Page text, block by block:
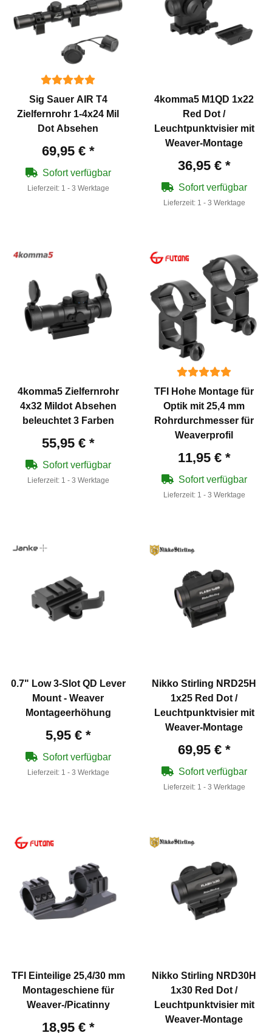
Sig Sauer AIR T4
Zielfernrohr 1-4x24 Mil
Dot Absehen
69,95 € *
Sofort verfügbar
Lieferzeit: 1 - 3 Werktage
4komma5 M1QD 1x22
Red Dot /
Leuchtpunktvisier mit
Weaver-Montage
36,95 € *
Sofort verfügbar
Lieferzeit: 1 - 3 Werktage
4komma5 Zielfernrohr
4x32 Mildot Absehen
beleuchtet 3 Farben
55,95 € *
Sofort verfügbar
Lieferzeit: 1 - 3 Werktage
TFI Hohe Montage für
Optik mit 25,4 mm
Rohrdurchmesser für
Weaverprofil
11,95 € *
Sofort verfügbar
Lieferzeit: 1 - 3 Werktage
0.7" Low 3-Slot QD Lever
Mount - Weaver
Montageerhöhung
5,95 € *
Sofort verfügbar
Lieferzeit: 1 - 3 Werktage
Nikko Stirling NRD25H
1x25 Red Dot /
Leuchtpunktvisier mit
Weaver-Montage
69,95 € *
Sofort verfügbar
Lieferzeit: 1 - 3 Werktage
TFI Einteilige 25,4/30 mm
Montageschiene für
Weaver-/Picatinny
18,95 € *
Nikko Stirling NRD30H
1x30 Red Dot /
Leuchtpunktvisier mit
Weaver-Montage